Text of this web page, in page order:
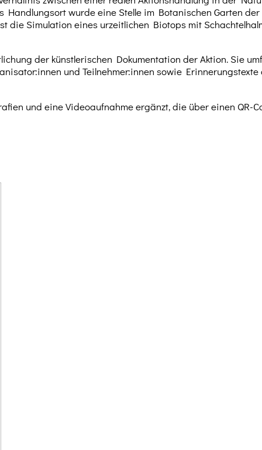
Handlungsort wurde eine Stelle im Botanischen Garten
die Simulation eines urzeitlichen Biotops mit
der künstlerischen Dokumentation der Aktion. Sie
und Teilnehmer:innen sowie Erinnerungstexte
und eine Videoaufnahme ergänzt, die über einen QR-